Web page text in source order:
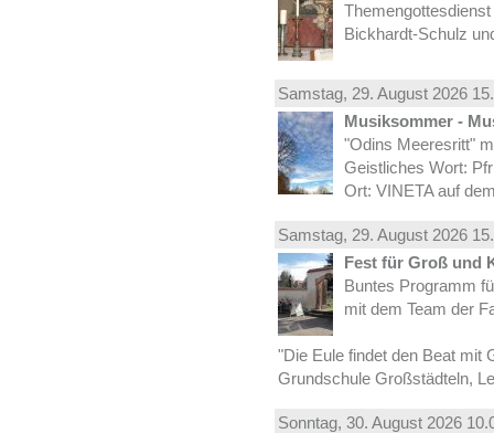
Bickhardt-Schulz
Samstag, 29. August 2026
Musiksommer -
"Odins Meeresritt"
Geistliches Wort:
Ort: VINETA auf
Samstag, 29. August 2026
Fest für Groß und
Buntes Programm
mit dem Team der
"Die Eule findet den Beat mit
Grundschule Großstädteln,
Sonntag, 30. August 2026